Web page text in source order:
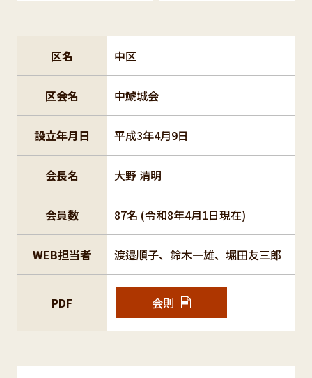
区名 中区
区会名 中鯱城会
設立年月日 平成3年4月9日
会長名 大野 清明
会員数 87名 (令和8年4月1日現在)
WEB担当者 渡邉順子、鈴木一雄、堀田友三郎
PDF 会則